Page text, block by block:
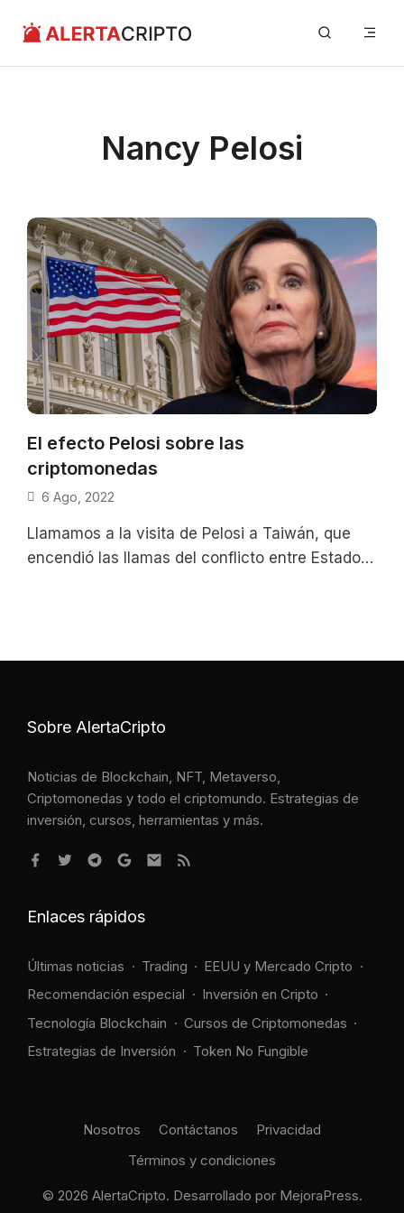
contenido
Nancy Pelosi
El efecto Pelosi sobre las
criptomonedas
6 Ago, 2022
Llamamos a la visita de Pelosi a Taiwán, que
encendió las llamas del conflicto entre Estados
Sobre AlertaCripto
Noticias de Blockchain, NFT, Metaverso,
Criptomonedas y todo el criptomundo. Estrategias de
inversión, cursos, herramientas y más.
Enlaces rápidos
Últimas noticias Trading
EEUU y Mercado Cripto
Recomendación especial
Inversión en Cripto
Tecnología Blockchain
Cursos de Criptomonedas
Estrategias de Inversión
Token No Fungible
Nosotros Contáctanos
Privacidad
Términos y condiciones
© 2026 AlertaCripto. Desarrollado por MejoraPress.